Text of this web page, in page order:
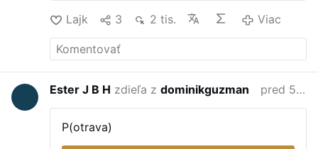
Lajk 3 2 tis. Viac
Ester J B H zdieľa zdominikguzman pred 5 mesiacmi
P(otrava)